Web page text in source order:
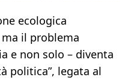
ecologica
il problema
e non solo – diventa
politica”, legata al